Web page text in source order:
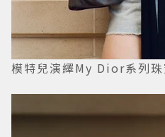
模特兒演繹My Dior系列